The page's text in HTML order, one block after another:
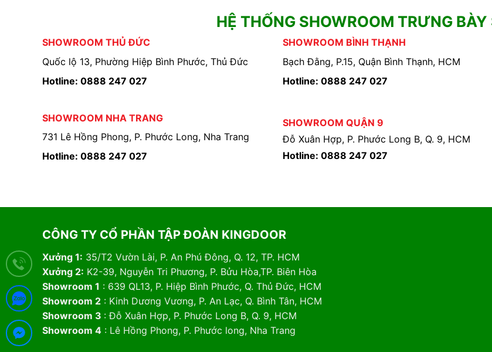
HỆ THỐNG SHOWROOM TRƯNG
SHOWROOM THỦ ĐỨC
Quốc lộ 13, Phường Hiệp Bình Phước, Thủ Đức
Hotline: 0888 247 027
SHOWROOM BÌNH THẠNH
Bạch Đằng, P.15, Quận Bình Thạnh, HCM
Hotline: 0888 247 027
SHOWROOM NHA TRANG
731 Lê Hồng Phong, P. Phước Long, Nha Trang
Hotline: 0888 247 027
SHOWROOM QUẬN 9
Đỗ Xuân Hợp, P. Phước Long B, Q. 9, HCM
Hotline: 0888 247 027
CÔNG TY CỔ PHẦN TẬP ĐOÀN KINGDOOR
Xưởng 1: 35/T2 Vườn Lài, P. An Phú Đông, Q. 12, TP. HCM
Xưởng 2: K2-39, Nguyễn Tri Phương, P. Bửu Hòa,TP. Biên Hòa
Showroom 1 : 639 QL13, P. Hiệp Bình Phước, Q. Thủ Đức, HCM
Showroom 2: Kinh Dương Vương, P. An Lạc, Q. Bình Tân, HCM
Showroom 3 : Đỗ Xuân Hợp, P. Phước Long B, Q. 9, HCM
Showroom 4: Lê Hồng Phong, P. Phước long, Nha Trang